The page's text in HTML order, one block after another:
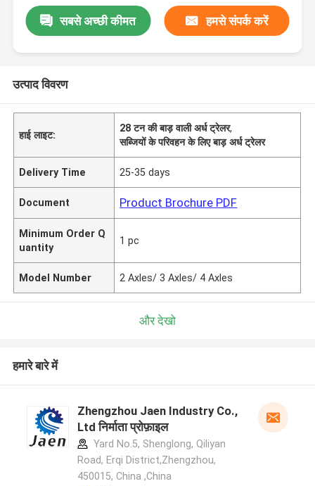
सबसे अच्छी कीमत हमसे संपर्क करें
उत्पाद विवरण
हाई लाइट:
28 टन की बाड़ वाली अर्ध ट्रेलर,
सब्जियों के परिवहन के लिए बाड़ अर्ध ट्रेलर
Delivery Time 25-35 days
Document Product Brochure PDF
Minimum Order Q
uantity
1 pc
Model Number 2 Axles/ 3 Axles/ 4 Axles
और देखो
हमारे बारे में
Zhengzhou Jaen Industry Co.,
Ltd निर्माता प्रोफ़ाइल
Yard No.5, Shenglong, Qiliyan
Road, Erqi District,Zhengzhou,
450015, China ,China